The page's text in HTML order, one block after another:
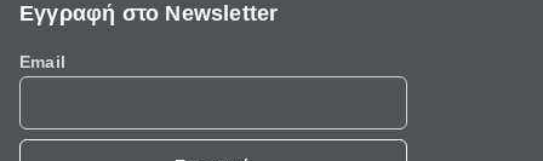
Εγγραφή στο Newsletter
Email